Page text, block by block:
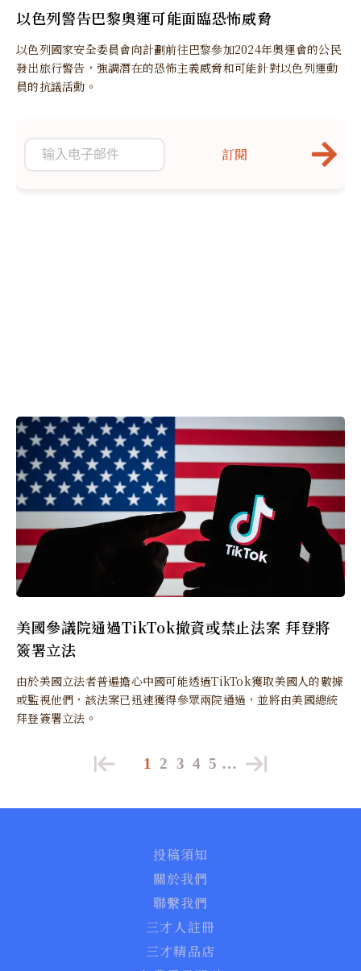
以色列警告巴黎奧運可能面臨恐怖威脅
以色列國家安全委員會向計劃前往巴黎參加2024年奧運會的公民
發出旅行警告，強調潛在的恐怖主義威脅和可能針對以色列運動
員的抗議活動。
美國參議院通過TikTok撤資或禁止法案 拜登將
簽署立法
由於美國立法者普遍擔心中國可能透過TikTok獲取美國人的數據
或監視他們，該法案已迅速獲得參眾兩院通過，並將由美國總統
拜登簽署立法。
訂閱
1 2 3 4 5 …
投稿須知
關於我們
聯繫我們
三才人註冊
三才精品店